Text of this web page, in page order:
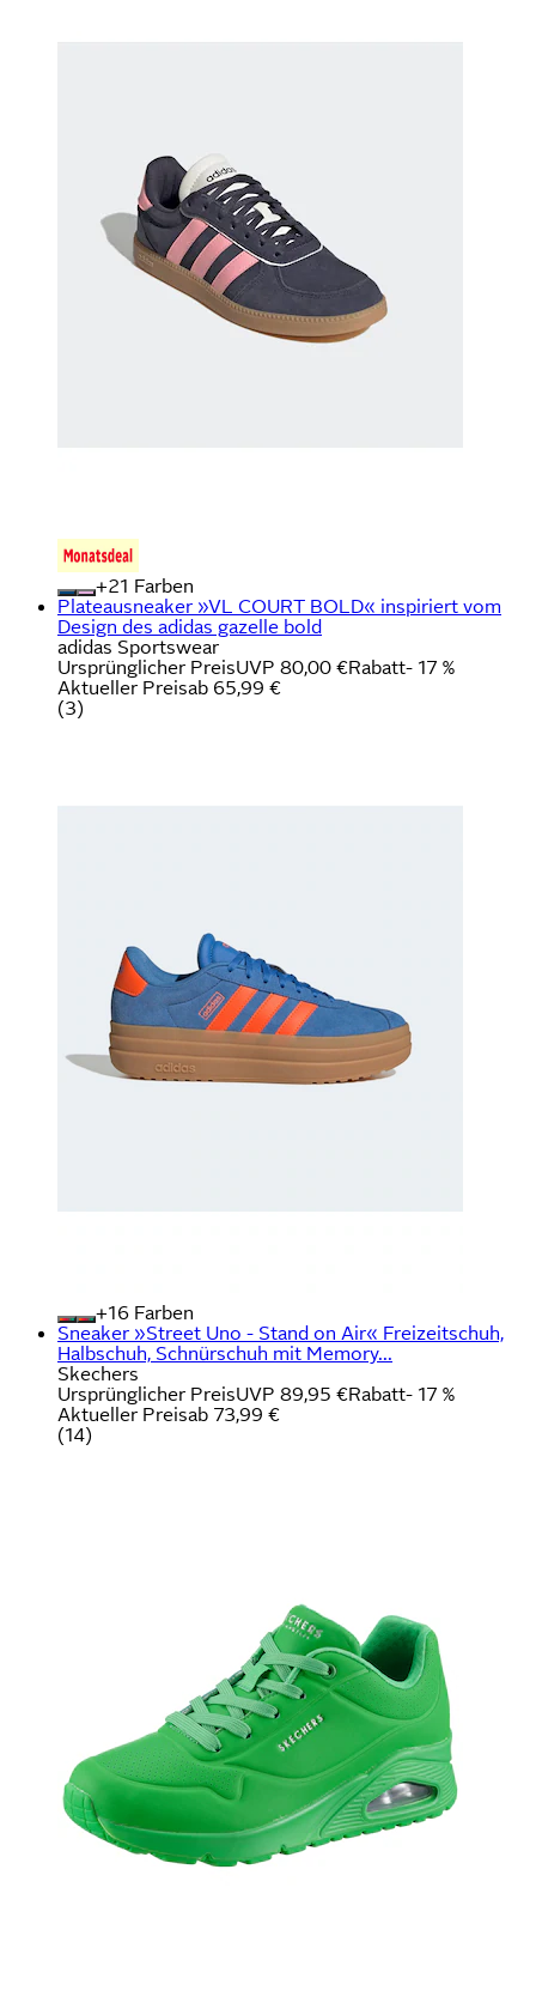
+
Farben
Plateausneaker »VL COURT BOLD« inspiriert vom
Design des adidas gazelle bold
adidas Sportswear
Ursprünglicher PreisUVP 80,00 €Rabatt- 17 %
Aktueller Preisab 65,99 €
(3)
+
Farben
Sneaker »Street Uno - Stand on Air« Freizeitschuh,
Halbschuh, Schnürschuh mit Memory...
Skechers
Ursprünglicher PreisUVP 89,95 €Rabatt- 17 %
Aktueller Preisab 73,99 €
(14)